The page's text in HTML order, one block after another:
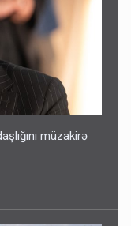
müzakirə